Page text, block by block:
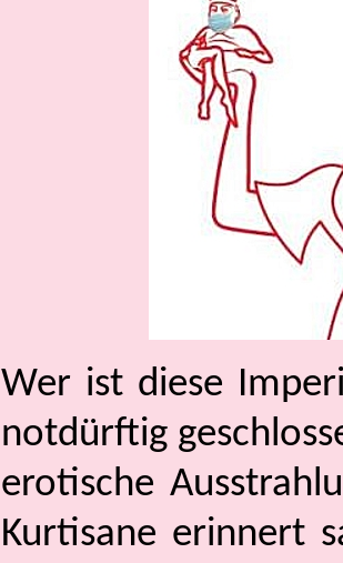
Wer ist diese
notdürftig
erotische
Kurtisane erinnert